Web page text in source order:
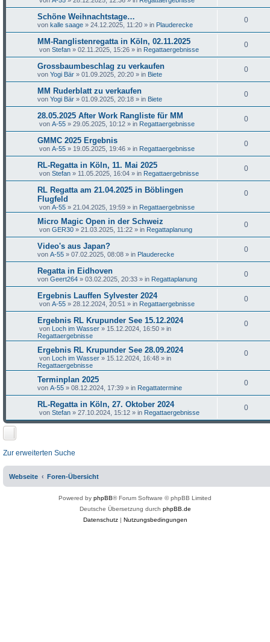
Schöne Weihnachtstage…
von kalle saage » 24.12.2025, 11:20 » in Plauderecke
0
MM-Ranglistenregatta in Köln, 02.11.2025
von Stefan » 02.11.2025, 15:26 » in Regattaergebnisse
0
Grossbaumbeschlag zu verkaufen
von Yogi Bär » 01.09.2025, 20:20 » in Biete
0
MM Ruderblatt zu verkaufen
von Yogi Bär » 01.09.2025, 20:18 » in Biete
0
28.05.2025 After Work Rangliste für MM
von A-55 » 29.05.2025, 10:12 » in Regattaergebnisse
0
GMMC 2025 Ergebnis
von A-55 » 19.05.2025, 19:46 » in Regattaergebnisse
0
RL-Regatta in Köln, 11. Mai 2025
von Stefan » 11.05.2025, 16:04 » in Regattaergebnisse
0
RL Regatta am 21.04.2025 in Böblingen
Flugfeld
von A-55 » 21.04.2025, 19:59 » in Regattaergebnisse
0
Micro Magic Open in der Schweiz
von GER30 » 21.03.2025, 11:22 » in Regattaplanung
0
Video's aus Japan?
von A-55 » 07.02.2025, 08:08 » in Plauderecke
0
Regatta in Eidhoven
von Geert264 » 03.02.2025, 20:33 » in Regattaplanung
0
Ergebnis Lauffen Sylvester 2024
von A-55 » 28.12.2024, 20:51 » in Regattaergebnisse
0
Ergebnis RL Krupunder See 15.12.2024
von Loch im Wasser » 15.12.2024, 16:50 » in
Regattaergebnisse
0
Ergebnis RL Krupunder See 28.09.2024
von Loch im Wasser » 15.12.2024, 16:48 » in
Regattaergebnisse
0
Terminplan 2025
von A-55 » 08.12.2024, 17:39 » in Regattatermine
0
RL-Regatta in Köln, 27. Oktober 2024
von Stefan » 27.10.2024, 15:12 » in Regattaergebnisse
0
Zur erweiterten Suche
Webseite Foren-Übersicht
Powered by phpBB® Forum Software © phpBB Limited
Deutsche Übersetzung durch phpBB.de
Datenschutz| Nutzungsbedingungen